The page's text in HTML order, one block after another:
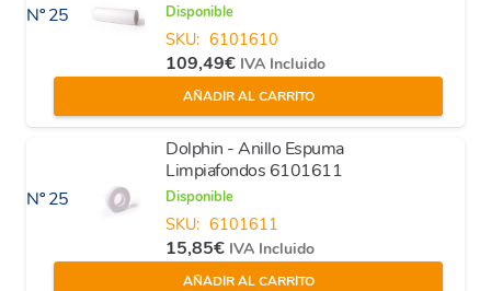
Nº 25 Disponible
SKU: 6101610
109,49€ IVA Incluido
AÑADIR AL CARRITO
Nº 25
Dolphin - Anillo Espuma
Limpiafondos 6101611
Disponible
SKU: 6101611
15,85€ IVA Incluido
AÑADIR AL CARRITO